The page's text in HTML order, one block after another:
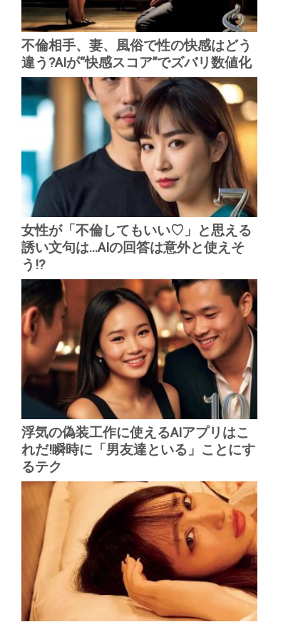
不倫相手、妻、風俗で性の快感はどう
違う?AIが“快感スコア”でズバリ数値化
女性が「不倫してもいい♡」と思える
誘い文句は...AIの回答は意外と使えそ
う!?
浮気の偽装工作に使えるAIアプリはこ
れだ!瞬時に「男友達といる」ことにす
るテク